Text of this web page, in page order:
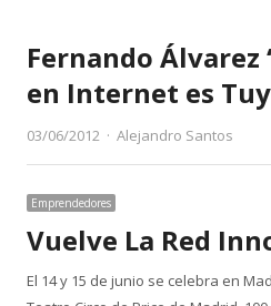
Fernando Álvarez
en Internet es
03/06/2012 Author
Alejandro Santos
Emprendedores
Vuelve La Red
El 14 y 15 de junio se celebra en